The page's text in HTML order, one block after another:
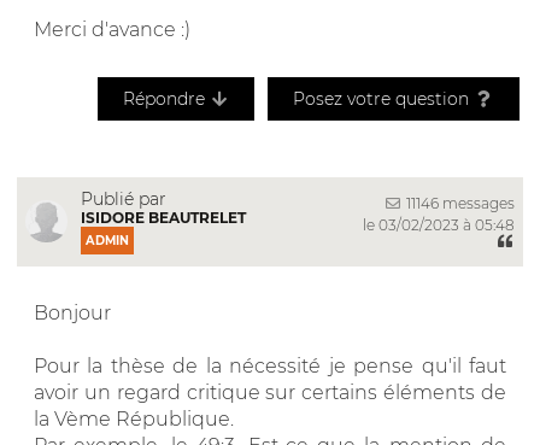
Merci d'avance :)
Répondre Posez votre question
Publié par
ISIDORE BEAUTRELET
ADMIN
11146 messages
le 03/02/2023 à 05:48
Bonjour
Pour la thèse de la nécessité je pense qu'il faut
avoir un regard critique sur certains éléments de
la Vème République.